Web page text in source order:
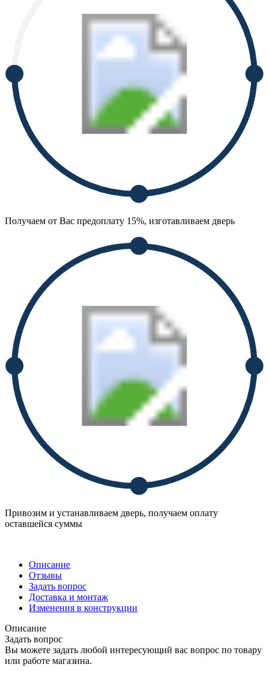
Получаем от Вас предоплату 15%, изготавливаем дверь
Привозим и устанавливаем дверь, получаем оплату
оставшейся суммы
Описание
Отзывы
Задать вопрос
Доставка и монтаж
Изменения в конструкции
Описание
Задать вопрос
Вы можете задать любой интересующий вас вопрос по товару
или работе магазина.